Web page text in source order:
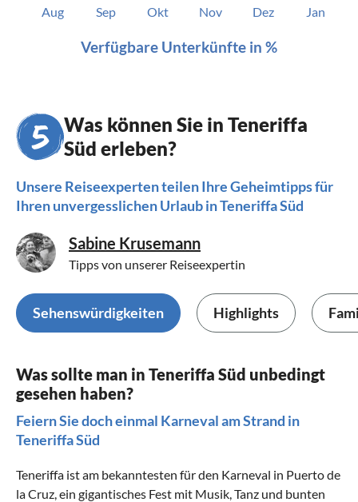
Aug Sep Okt Nov Dez Jan
Verfügbare Unterkünfte in %
Was können Sie in Teneriffa
Süd erleben?
Unsere Reiseexperten teilen Ihre Geheimtipps für
Ihren unvergesslichen Urlaub in Teneriffa Süd
Tipps von unserer Reiseexpertin
Sabine Krusemann
Sehenswürdigkeiten Highlights
Was sollte man in Teneriffa Süd unbedingt
gesehen haben?
Feiern Sie doch einmal Karneval am Strand in
Teneriffa Süd
Teneriffa ist am bekanntesten für den Karneval in Puerto de
la Cruz, ein gigantisches Fest mit Musik, Tanz und bunten